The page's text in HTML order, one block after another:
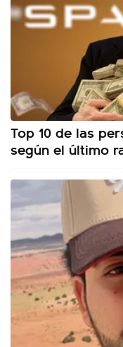
Top 10 de las
según el último